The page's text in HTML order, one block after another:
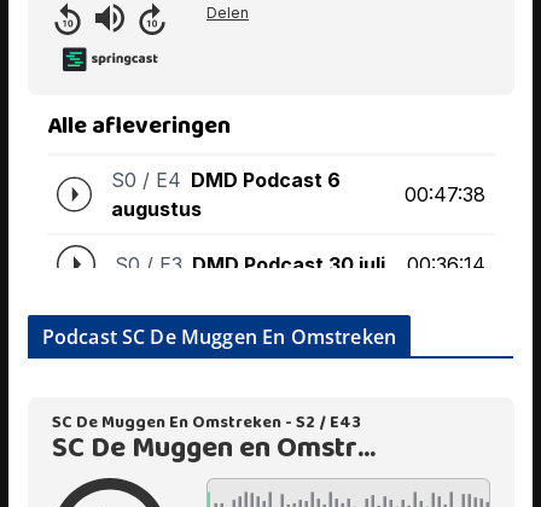
Podcast SC De Muggen En Omstreken